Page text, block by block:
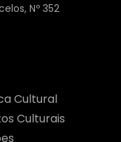
Nº 352
Cultural
Culturais